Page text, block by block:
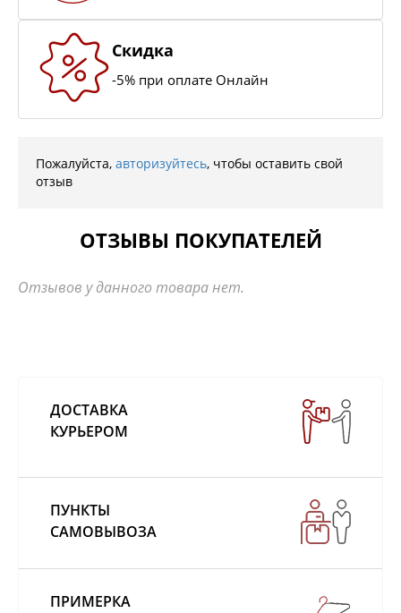
Скидка
-5% при оплате Онлайн
Пожалуйста, авторизуйтесь, чтобы оставить свой
отзыв
ОТЗЫВЫ ПОКУПАТЕЛЕЙ
Отзывов у данного товара нет.
ДОСТАВКА
КУРЬЕРОМ
ПУНКТЫ
САМОВЫВОЗА
ПРИМЕРКА